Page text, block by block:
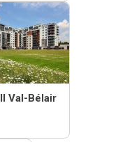
Val-Bélair